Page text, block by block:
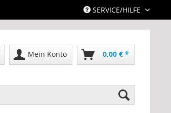
SERVICE/HILFE
Mein Konto 0,00 € *